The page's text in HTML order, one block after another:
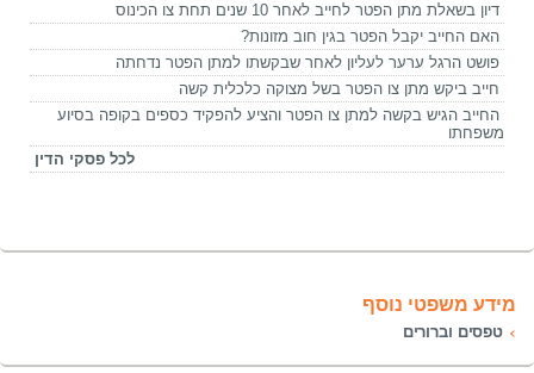
דיון בשאלת מתן הפטר לחייב לאחר 10 שנים תחת צו הכינוס
האם החייב יקבל הפטר בגין חוב מזונות?
פושט הרגל ערער לעליון לאחר שבקשתו למתן הפטר נדחתה
חייב ביקש מתן צו הפטר בשל מצוקה כלכלית קשה
החייב הגיש בקשה למתן צו הפטר והציע להפקיד כספים בקופה בסיוע
משפחתו
לכל פסקי הדין
מידע משפטי נוסף
טפסים וברורים